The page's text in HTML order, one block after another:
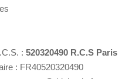
: 520320490 R.C.S Paris
: FR40520320490